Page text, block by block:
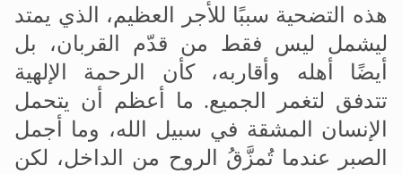
هذه التضحية سببًا للأجر العظيم، الذي يمتد
ليشمل ليس فقط من قدّم القربان، بل
أيضًا أهله وأقاربه، كأن الرحمة الإلهية
تتدفق لتغمر الجميع. ما أعظم أن يتحمل
الإنسان المشقة في سبيل الله، وما أجمل
الصبر عندما تُمزَّقُ الروح من الداخل، لكن